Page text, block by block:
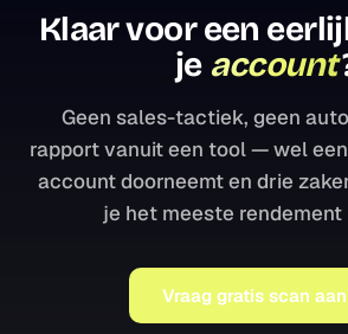
Klaar voor een
je account
Geen sales-tactiek, geen
rapport vanuit een tool — wel
account doorneemt en drie
je het meeste rendement
Vraag gratis scan